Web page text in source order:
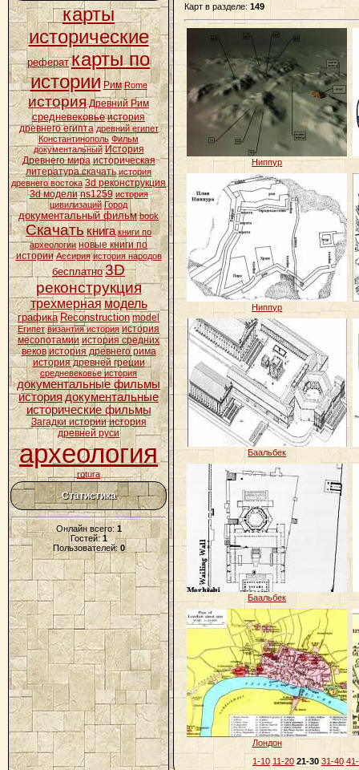
карты
исторические
реферат карты по
истории Рим Rome
история Древний Рим
средневековье история
древнего египта древний египет
Константинополь Фильм
документальный История
Древнего мира историческая
литература скачать история
древнего востока 3d реконструкция
3d модели ns1259 история
цивилизаций Город
документальный фильм book
Скачать книга книги по
археологии новые книги по
истории Ассирия история народов
бесплатно 3D
реконструкция
трехмерная модель
графика Reconstruction model
Египет византия история история
месопотамии история средних
веков история древнего рима
история древней греции
средневековье история
документальные фильмы
история документальные
исторические фильмы
Загадки истории история
древней руси
археология
rotura
Статистика
Онлайн всего: 1
Гостей:1
Пользователей: 0
Карт в разделе: 149
Ниппур
Ниппур
Баальбек
Баальбек
Лондон
1-10 11-20 21-30 31-40